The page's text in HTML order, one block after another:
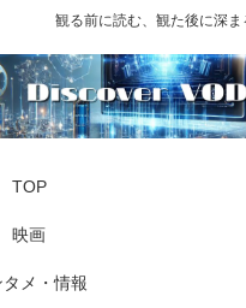
観る前に読む、観た後に深ま
TOP
映画
タメ・情報